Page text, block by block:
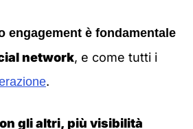
engagement è fondamentale
network, e come tutti i
.
gli altri, più visibilità